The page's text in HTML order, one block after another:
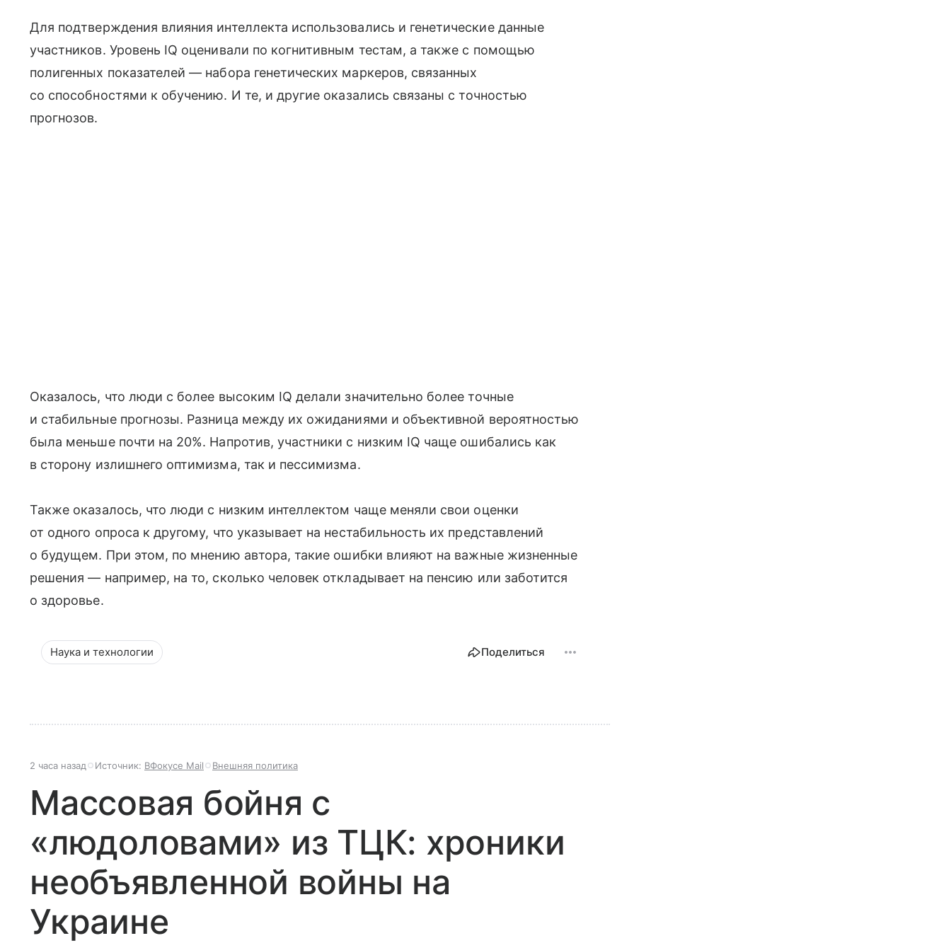
Для подтверждения влияния интеллекта использовались и генетические данные
участников. Уровень IQ оценивали по когнитивным тестам, а также с помощью
полигенных показателей — набора генетических маркеров, связанных
со способностями к обучению. И те, и другие оказались связаны с точностью
прогнозов.
Оказалось, что люди с более высоким IQ делали значительно более точные
и стабильные прогнозы. Разница между их ожиданиями и объективной вероятностью
была меньше почти на 20%. Напротив, участники с низким IQ чаще ошибались как
в сторону излишнего оптимизма, так и пессимизма.
Также оказалось, что люди с низким интеллектом чаще меняли свои оценки
от одного опроса к другому, что указывает на нестабильность их представлений
о будущем. При этом, по мнению автора, такие ошибки влияют на важные жизненные
решения — например, на то, сколько человек откладывает на пенсию или заботится
о здоровье.
Наука и технологии Поделиться
2 часа назад Источник: ВФокусе Mail Внешняя политика
Массовая бойня с
«людоловами» из ТЦК: хроники
необъявленной войны на
Украине